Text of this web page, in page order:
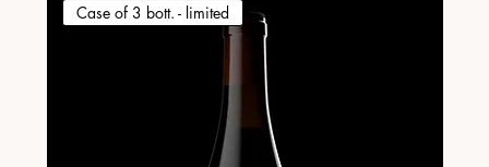
Case of 3 bott. - limited